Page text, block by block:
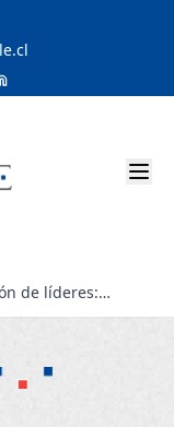
de líderes:
de la